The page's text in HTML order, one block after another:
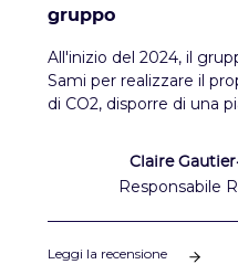
gruppo
All'inizio del 2024, il
Sami per realizzare il
di CO2, disporre di una
accompagnarlo nella
nella gestione del clima.
Claire
Responsabile
Leggi la recensione